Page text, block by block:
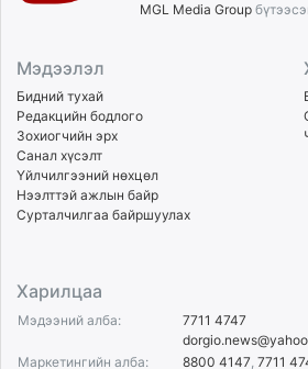
MGL Media Group
Мэдээлэл
Бидний тухай
Редакцийн бодлого
Зохиогчийн эрх
Санал хүсэлт
Үйлчилгээний нөхцөл
Нээлттэй ажлын байр
Сурталчилгаа байршуулах
Харилцаа
Мэдээний алба:
7711 4747
Маркетингийн алба:
8800 4147, 7711